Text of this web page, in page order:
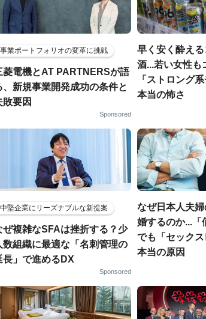
事業ポートフォリオの変革に挑戦
菱電機とAT PARTNERSが語
、新規事業開発成功の条件と
敗要因
Sponsored
早く安く酔え
酒...若い女性も
「ストロング
本当の怖さ
中堅企業にリーズナブルな新提案
ぜ複雑なSFAは挫折する？少
数組織に最適な「名刺管理の
長」で進めるDX
Sponsored
なぜ日本人夫
婚するのか...「
でも「セック
本当の原因